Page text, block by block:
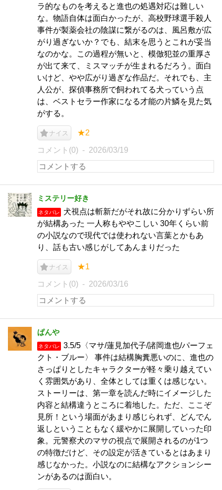
ラ的なものを考えると進也の処遇対応は難しい
な。物語自体は面白かったが、高校野球選手殺人
事件が製薬会社の陰謀に繋がるのは、風呂敷が広
がり過ぎないか？でも、結末を思うとこれが妥当
なのかな。この過程が無いと、模倣犯並の重厚さ
が出て来て、ミスマッチが生まれるだろう。面白
いけど、やや広がり過ぎな作品だ。それでも、主
人公が、探偵事務所で飼われてる犬っていう点
は、ベストセラー作家になる才能の片鱗を見た気
がする。
ナイス ★2
コメント(0) 2026/03/19
ミステリー好き
ネタバレ
犬視点は斬新だがそれ故に分かりずらい所
が結構あった 一人称もややこしい 30年くらい前
の小説なので現代では使われない言葉とかもあ
り、話も古い感じがしてあんまりだった
ナイス ★1
コメント(0) 2026/03/16
ぱんや
ネタバレ
3.5/5〈マサ/蓮見加代子/諸岡進也/パーフェ
クト・ブルー〉 事件は結構胸糞悪いのに、進也の
さっぱりとしたキャラクターが軽々乗り越えてい
く雰囲気があり、全体としては重くは感じない。
ストーリーは、第一章を読んだ時にイメージした
内容と結構違うところに着地した。ただ、ここぞ
見所！という場面があまり感じられず、どんでん
返しということもなく緩やかに展開していった印
象。元警察犬のマサの視点で展開されるのが1つ
の特徴だけど、その設定が活きているとはあまり
感じなかった。小説なのに結構なアクションシー
ンがあるのは面白い。